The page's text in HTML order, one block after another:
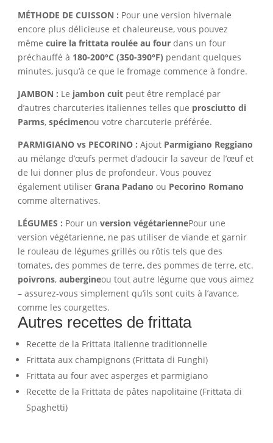
MÉTHODE DE CUISSON : Pour une version hivernale
encore plus délicieuse et chaleureuse, vous pouvez
même cuire la frittata roulée au fourdans un four
préchauffé à 180-200°C (350-390°F) pendant quelques
minutes, jusqu’à ce que le fromage commence à fondre.
JAMBON : Le jambon cuitpeut être remplacé par
d’autres charcuteries italiennes telles que prosciutto di
Parms, spécimenou votre charcuterie préférée.
PARMIGIANO vs PECORINO : Ajout Parmigiano Reggiano
au mélange d’œufs permet d’adoucir la saveur de l’œuf et
de lui donner plus de profondeur. Vous pouvez
également utiliser Grana Padano ou Pecorino Romano
comme alternatives.
LÉGUMES : Pour un version végétariennePour une
version végétarienne, ne pas utiliser de viande et garnir
le rouleau de légumes grillés ou rôtis tels que des
tomates, des pommes de terre, des pommes de terre, etc.
poivrons, aubergineou tout autre légume que vous aimez
– assurez-vous simplement qu’ils sont cuits à l’avance,
comme les courgettes.
Autres recettes de frittata
Recette de la Frittata italienne traditionnelle
Frittata aux champignons (Frittata di Funghi)
Frittata au four avec asperges et parmigiano
Recette de la Frittata de pâtes napolitaine (Frittata di
Spaghetti)